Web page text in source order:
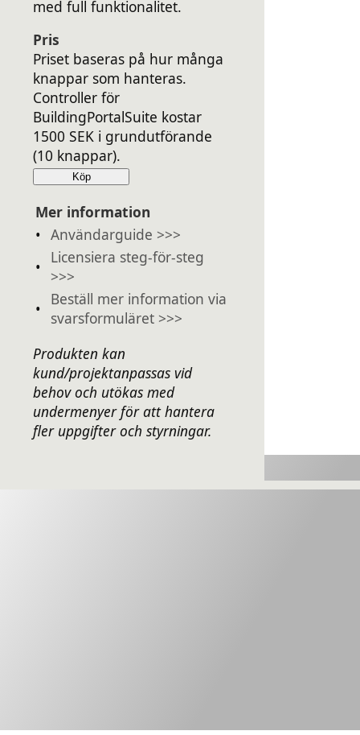
med full funktionalitet.
Pris
Priset baseras på hur många
knappar som hanteras.
Controller för
BuildingPortalSuite kostar
1500 SEK i grundutförande
(10 knappar).
Köp
Mer information
• Användarguide >>>
• Licensiera steg-för-steg
>>>
• Beställ mer information via
svarsformuläret >>>
Produkten kan
kund/projektanpassas vid
behov och utökas med
undermenyer för att hantera
fler uppgifter och styrningar.